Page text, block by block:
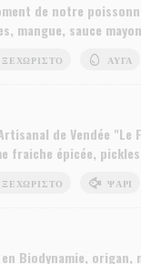
de notre
mangue, sauce
ΞΕΧΩΡΙΣΤΌ ΑΥΓΆ
de Vendée
fraiche épicée,
ΞΕΧΩΡΙΣΤΌ ΨΆΡΙ
Biodynamie,